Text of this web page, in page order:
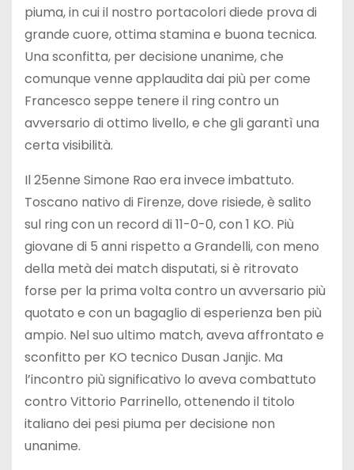
piuma, in cui il nostro portacolori diede prova di
grande cuore, ottima stamina e buona tecnica.
Una sconfitta, per decisione unanime, che
comunque venne applaudita dai più per come
Francesco seppe tenere il ring contro un
avversario di ottimo livello, e che gli garantì una
certa visibilità.
Il 25enne Simone Rao era invece imbattuto.
Toscano nativo di Firenze, dove risiede, è salito
sul ring con un record di 11-0-0, con 1 KO. Più
giovane di 5 anni rispetto a Grandelli, con meno
della metà dei match disputati, si è ritrovato
forse per la prima volta contro un avversario più
quotato e con un bagaglio di esperienza ben più
ampio. Nel suo ultimo match, aveva affrontato e
sconfitto per KO tecnico Dusan Janjic. Ma
l’incontro più significativo lo aveva combattuto
contro Vittorio Parrinello, ottenendo il titolo
italiano dei pesi piuma per decisione non
unanime.